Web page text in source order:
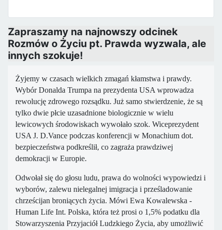
Zapraszamy na najnowszy odcinek
Rozmów o Życiu pt. Prawda wyzwala, ale
innych szokuje!
Żyjemy w czasach wielkich zmagań kłamstwa i prawdy.
Wybór Donalda Trumpa na prezydenta USA wprowadza
rewolucję zdrowego rozsądku. Już samo stwierdzenie, że są
tylko dwie płcie uzasadnione biologicznie w wielu
lewicowych środowiskach wywołało szok. Wiceprezydent
USA J. D.Vance podczas konferencji w Monachium dot.
bezpieczeństwa podkreślił, co zagraża prawdziwej
demokracji w Europie.
Odwołał się do głosu ludu, prawa do wolności wypowiedzi i
wyborów, zalewu nielegalnej imigracja i prześladowanie
chrześcijan broniących życia. Mówi Ewa Kowalewska -
Human Life Int. Polska, która też prosi o 1,5% podatku dla
Stowarzyszenia Przyjaciół Ludzkiego Życia, aby umożliwić